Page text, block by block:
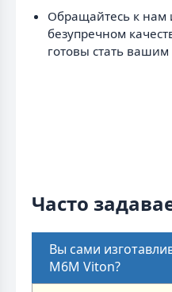
Обращайтесь к нам
безупречном
готовы стать
Часто
Вы сами
M6M Viton?